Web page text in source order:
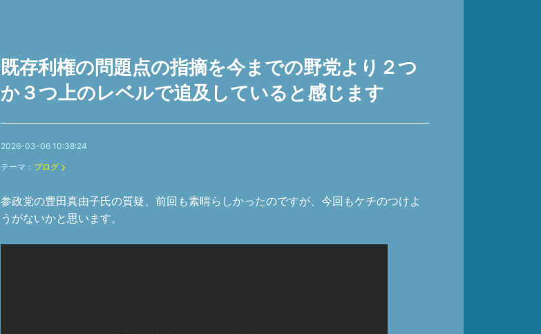
既存利権の問題点の指摘を今までの野党より２つ
か３つ上のレベルで追及していると感じます
2026-03-06 10:38:24
テーマ： ブログ
参政党の豊田真由子氏の質疑、前回も素晴らしかったのですが、今回もケチのつけよ
うがないかと思います。